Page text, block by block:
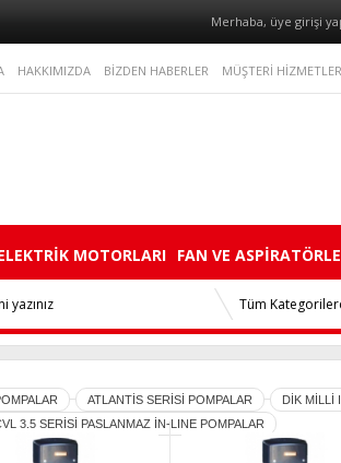
Merhaba, üye girişi
HAKKIMIZDA BİZDEN HABERLER MÜŞTERİ
MOTORLARI FAN VE
ATLANTİS SERİSİ POMPALAR
DİK MİLLİ
3.5 SERİSİ PASLANMAZ İN-LINE POMPALAR